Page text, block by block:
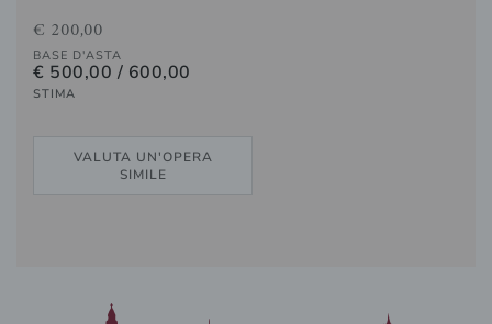
€ 200,00
BASE D'ASTA
€ 500,00 / 600,00
STIMA
VALUTA UN'OPERA
SIMILE